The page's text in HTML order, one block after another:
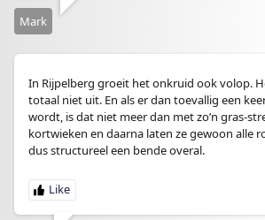
Mark
In Rijpelberg groeit het onkruid ook volop.
totaal niet uit. En als er dan toevallig een
wordt, is dat niet meer dan met zo’n gras-
kortwieken en daarna laten ze gewoon alle
dus structureel een bende overal.